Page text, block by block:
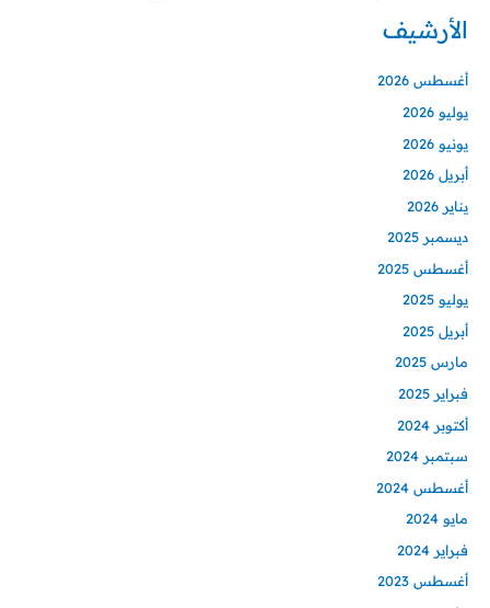
الأرشيف
أغسطس 2026
يوليو 2026
يونيو 2026
أبريل 2026
يناير 2026
ديسمبر 2025
أغسطس 2025
يوليو 2025
أبريل 2025
مارس 2025
فبراير 2025
أكتوبر 2024
سبتمبر 2024
أغسطس 2024
مايو 2024
فبراير 2024
أغسطس 2023